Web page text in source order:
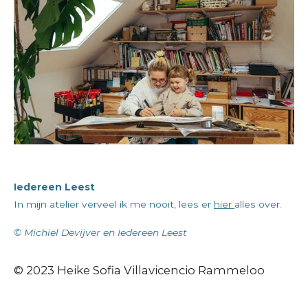
o
o
k
g
r
a
m
d
I
n
Iedereen Leest
In mijn atelier verveel ik me nooit, lees er hier alles over.
© Michiel Devijver en Iedereen Leest
© 2023 Heike Sofia Villavicencio Rammeloo